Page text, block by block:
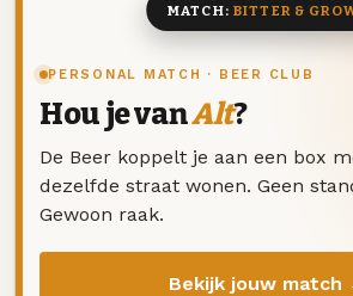
PERSONAL MATCH · BEER CLUB
Hou je vanAlt?
De Beer koppelt je aan een box
dezelfde straat wonen. Geen
Gewoon raak.
Bekijk jouw match
MATCH: BITTER &